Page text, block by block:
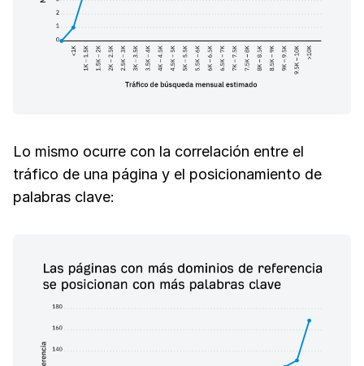
Lo mismo ocurre con la correlación entre el
tráfico de una página y el posicionamiento de
palabras clave: